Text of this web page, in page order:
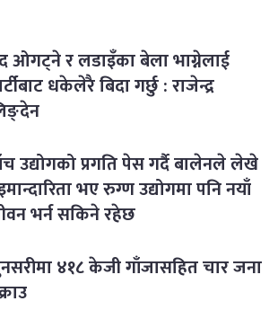
ओगट्ने र लडाइँका बेला भाग्नेलाई
धकेलेरै बिदा गर्छु : राजेन्द्र
उद्योगको प्रगति पेस गर्दै बालेनले लेखे
भए रुग्ण उद्योगमा पनि नयाँ
भर्न सकिने रहेछ
४१८ केजी गाँजासहित चार जना